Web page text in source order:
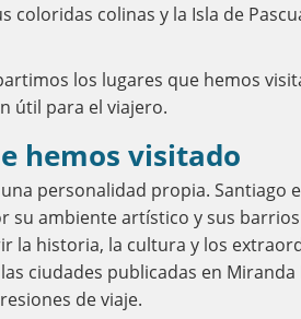
coloridas colinas y la Isla de
los lugares que hemos
útil para el viajero.
hemos visitado
personalidad propia. Santiago
su ambiente artístico y sus
la historia, la cultura y los
ciudades publicadas en
de viaje.